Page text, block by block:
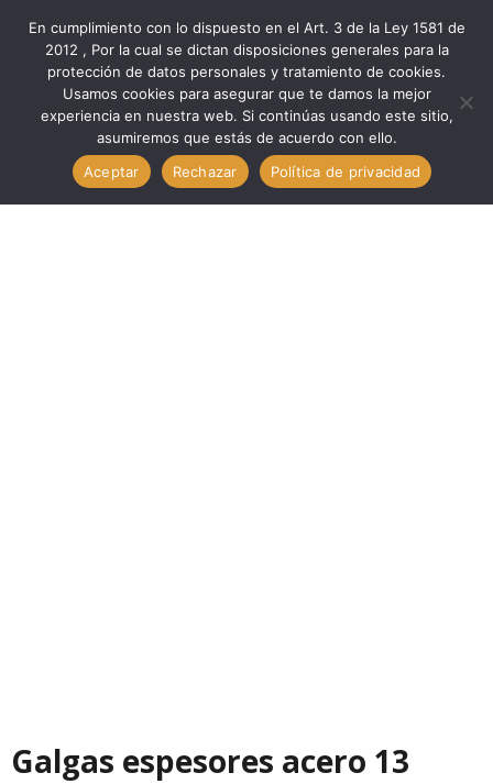
Marcas
Medid
Galgas Espesores Acero 13 Láminas 100 MM // MEDID 10013
Galgas espesores acero 13
En cumplimiento con lo dispuesto en el Art. 3 de la Ley 1581 de
2012 , Por la cual se dictan disposiciones generales para la
protección de datos personales y tratamiento de cookies.
Usamos cookies para asegurar que te damos la mejor
experiencia en nuestra web. Si continúas usando este sitio,
asumiremos que estás de acuerdo con ello.
Aceptar
Rechazar Política de privacidad